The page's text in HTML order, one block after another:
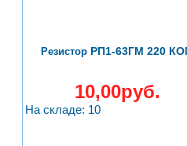
РезисторРП1-63ГМ 220
10,00руб.
На складе: 10